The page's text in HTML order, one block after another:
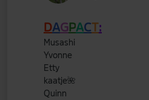
DAG PACT:
Musashi
Yvonne
Etty
kaatje🌺
Quinn